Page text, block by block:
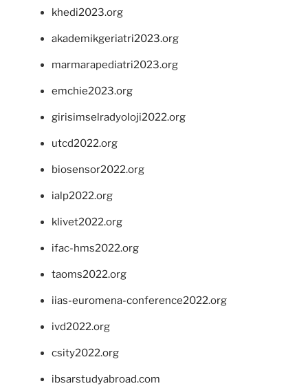
khedi2023.org
akademikgeriatri2023.org
marmarapediatri2023.org
emchie2023.org
girisimselradyoloji2022.org
utcd2022.org
biosensor2022.org
ialp2022.org
klivet2022.org
ifac-hms2022.org
taoms2022.org
iias-euromena-conference2022.org
ivd2022.org
csity2022.org
ibsarstudyabroad.com